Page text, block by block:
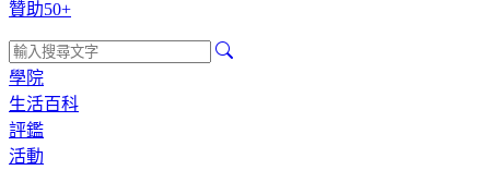
贊助50+
學院
生活百科
評鑑
活動